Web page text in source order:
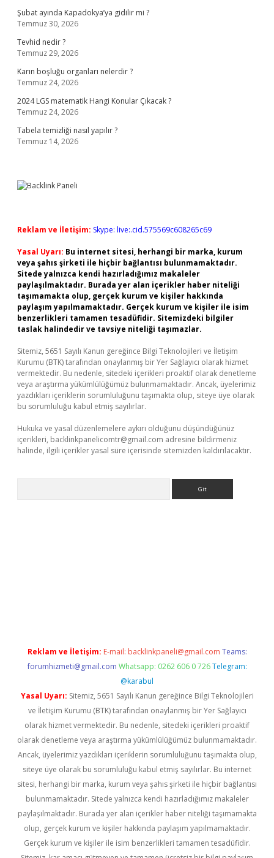
Şubat ayında Kapadokya’ya gidilir mi ?
Temmuz 30, 2026
Tevhid nedir ?
Temmuz 29, 2026
Karın boşluğu organları nelerdir ?
Temmuz 24, 2026
2024 LGS matematik Hangi Konular Çıkacak ?
Temmuz 24, 2026
Tabela temizliği nasıl yapılır ?
Temmuz 14, 2026
Reklam ve İletişim: Skype: live:.cid.575569c608265c69
Yasal Uyarı: Bu internet sitesi, herhangi bir marka, kurum
veya şahıs şirketi ile hiçbir bağlantısı bulunmamaktadır.
Sitede yalnızca kendi hazırladığımız makaleler
paylaşılmaktadır. Burada yer alan içerikler haber niteliği
taşımamakta olup, gerçek kurum ve kişiler hakkında
paylaşım yapılmamaktadır. Gerçek kurum ve kişiler ile isim
benzerlikleri tamamen tesadüfidir. Sitemizdeki bilgiler
taslak halindedir ve tavsiye niteliği taşımazlar.
Sitemiz, 5651 Sayılı Kanun gereğince Bilgi Teknolojileri ve İletişim
Kurumu (BTK) tarafından onaylanmış bir Yer Sağlayıcı olarak hizmet
vermektedir. Bu nedenle, sitedeki içerikleri proaktif olarak denetleme
veya araştırma yükümlülüğümüz bulunmamaktadır. Ancak, üyelerimiz
yazdıkları içeriklerin sorumluluğunu taşımakta olup, siteye üye olarak
bu sorumluluğu kabul etmiş sayılırlar.
Hukuka ve yasal düzenlemelere aykırı olduğunu düşündüğünüz
içerikleri, backlinkpanelicomtr@gmail.com adresine bildirmeniz
halinde, ilgili içerikler yasal süre içerisinde sitemizden kaldırılacaktır.
Reklam ve İletişim: E-mail: backlinkpaneli@gmail.com Teams:
forumhizmeti@gmail.com Whatsapp: 0262 606 0 726 Telegram:
@karabul
Yasal Uyarı: Sitemiz, 5651 Sayılı Kanun gereğince Bilgi Teknolojileri
ve İletişim Kurumu (BTK) tarafından onaylanmış bir Yer Sağlayıcı
olarak hizmet vermektedir. Bu nedenle, sitedeki içerikleri proaktif
olarak denetleme veya araştırma yükümlülüğümüz bulunmamaktadır.
Ancak, üyelerimiz yazdıkları içeriklerin sorumluluğunu taşımakta olup,
siteye üye olarak bu sorumluluğu kabul etmiş sayılırlar. Bu internet
sitesi, herhangi bir marka, kurum veya şahıs şirketi ile hiçbir bağlantısı
bulunmamaktadır. Sitede yalnızca kendi hazırladığımız makaleler
paylaşılmaktadır. Burada yer alan içerikler haber niteliği taşımamakta
olup, gerçek kurum ve kişiler hakkında paylaşım yapılmamaktadır.
Gerçek kurum ve kişiler ile isim benzerlikleri tamamen tesadüfidir.